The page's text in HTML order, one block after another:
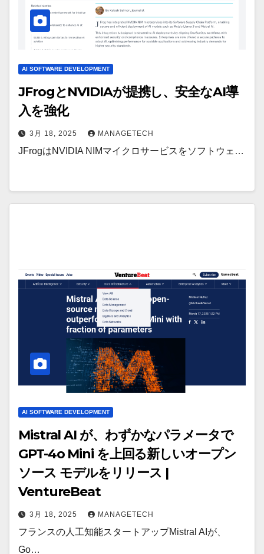
AI SOFTWARE DEVELOPMENT
JFrogとNVIDIAが提携し、安全なAI導
入を強化
3月 18, 2025 MANAGETECH
JFrogはNVIDIA NIMマイクロサービスをソフトウェ…
AI SOFTWARE DEVELOPMENT
Mistral AI が、わずかなパラメータで
GPT-4o Mini を上回る新しいオープン
ソース モデルをリリース |
VentureBeat
3月 18, 2025 MANAGETECH
フランスの人工知能スタートアップMistral AIが、
Go…